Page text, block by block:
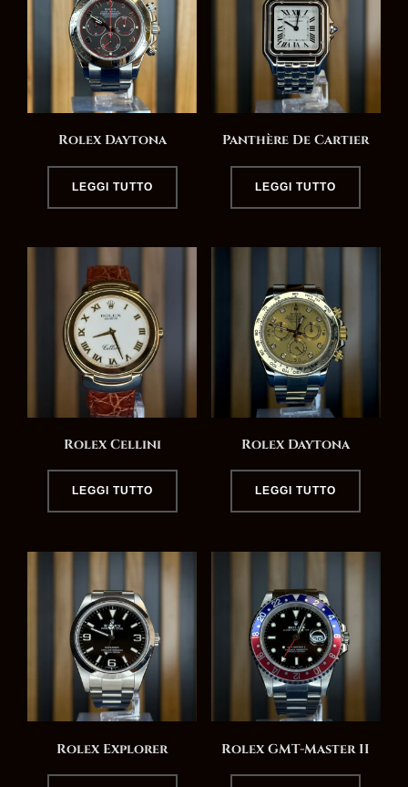
Rolex Daytona
LEGGI TUTTO
Panthère De Cartier
LEGGI TUTTO
Rolex Cellini
LEGGI TUTTO
Rolex Daytona
LEGGI TUTTO
Rolex Explorer Rolex GMT-Master II